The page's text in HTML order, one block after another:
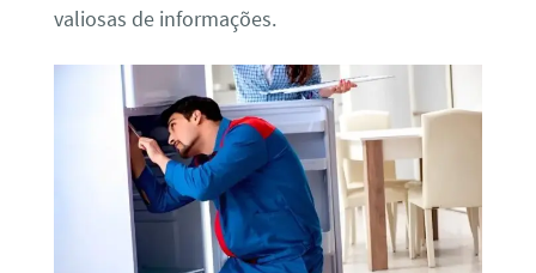
valiosas de informações.